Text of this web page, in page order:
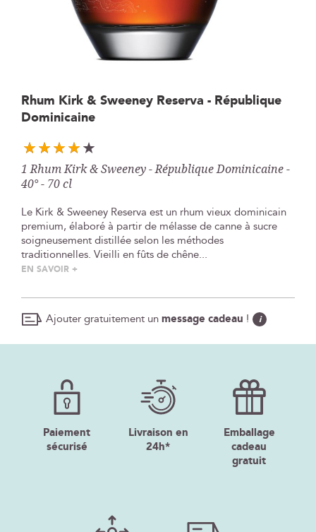
Skip
to
the
beginning
of
the
images
Rhum Kirk & Sweeney Reserva - République
Dominicaine
1 Rhum Kirk & Sweeney - République Dominicaine -
40° - 70 cl
Le Kirk & Sweeney Reserva est un rhum vieux dominicain
premium, élaboré à partir de mélasse de canne à sucre
soigneusement distillée selon les méthodes
traditionnelles. Vieilli en fûts de chêne...
EN SAVOIR +
Ajouter gratuitement unmessage cadeau ! i
Paiement
sécurisé
Livraison en
24h*
Emballage
cadeau
gratuit